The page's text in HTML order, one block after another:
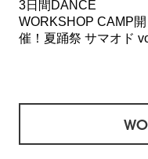
3日間DANCE
WORKSHOP CAMP開
催！夏踊祭 サマオド